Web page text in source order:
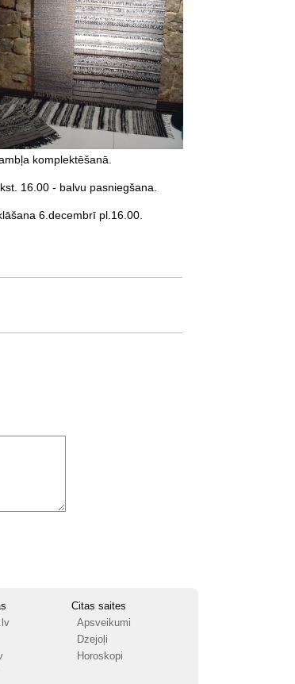
komplektēšanā.
16.00 - balvu pasniegšana.
6.decembrī pl.16.00.
Citas saites
Apsveikumi
Dzejoļi
Horoskopi